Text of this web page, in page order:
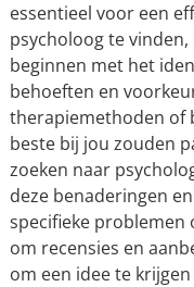
essentieel voor een
psycholoog te
beginnen met het
behoeften en
therapiemethoden of
beste bij jou zouden
zoeken naar
deze benaderingen
specifieke problemen
om recensies en
om een idee te